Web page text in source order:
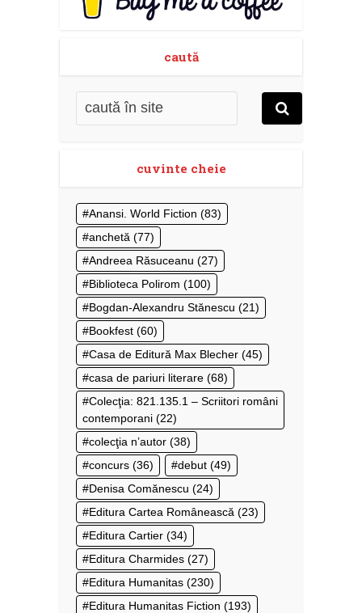
caută
cuvinte cheie
Anansi. World Fiction (83)
anchetă (77)
Andreea Răsuceanu (27)
Biblioteca Polirom (100)
Bogdan-Alexandru Stănescu (21)
Bookfest (60)
Casa de Editură Max Blecher (45)
casa de pariuri literare (68)
Colecţia: 821.135.1 – Scriitori români
contemporani (22)
colecţia n’autor (38)
concurs (36) debut (49)
Denisa Comănescu (24)
Editura Cartea Românească (23)
Editura Cartier (34)
Editura Charmides (27)
Editura Humanitas (230)
Editura Humanitas Fiction (193)